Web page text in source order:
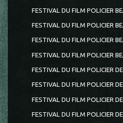
FESTIVAL DU FILM POLICIER
FESTIVAL DU FILM POLICIER
FESTIVAL DU FILM POLICIER
FESTIVAL DU FILM POLICIER
FESTIVAL DU FILM POLICIER
FESTIVAL DU FILM POLICIER
FESTIVAL DU FILM POLICIER
FESTIVAL DU FILM POLICIER